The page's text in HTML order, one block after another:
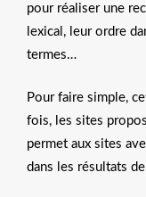
pour réaliser une
lexical, leur ordre
termes…
Pour faire simple,
fois, les sites
permet aux sites
dans les résultats